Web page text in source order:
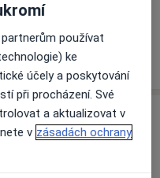
žádné informace o
používat
ke
účely a poskytování
při procházení. Své
a aktualizovat v
v zásadách ochrany